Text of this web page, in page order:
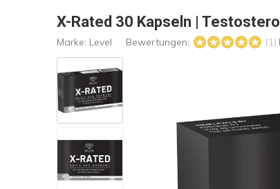
X-Rated 30 Kapseln |
Marke: Level Bewertungen: (1)